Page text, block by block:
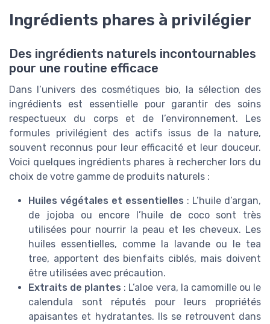
Ingrédients phares à privilégier
Des ingrédients naturels incontournables
pour une routine efficace
Dans l’univers des cosmétiques bio, la sélection des
ingrédients est essentielle pour garantir des soins
respectueux du corps et de l’environnement. Les
formules privilégient des actifs issus de la nature,
souvent reconnus pour leur efficacité et leur douceur.
Voici quelques ingrédients phares à rechercher lors du
choix de votre gamme de produits naturels :
Huiles végétales et essentielles : L’huile d’argan,
de jojoba ou encore l’huile de coco sont très
utilisées pour nourrir la peau et les cheveux. Les
huiles essentielles, comme la lavande ou le tea
tree, apportent des bienfaits ciblés, mais doivent
être utilisées avec précaution.
Extraits de plantes : L’aloe vera, la camomille ou le
calendula sont réputés pour leurs propriétés
apaisantes et hydratantes. Ils se retrouvent dans